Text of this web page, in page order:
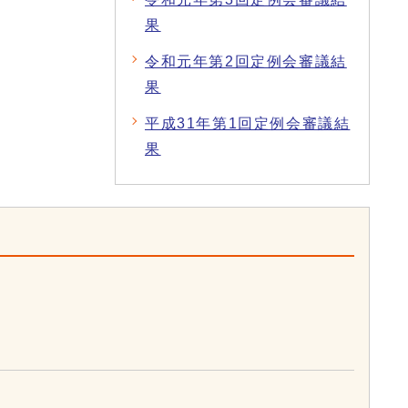
果
令和元年第2回定例会審議結
果
平成31年第1回定例会審議結
果